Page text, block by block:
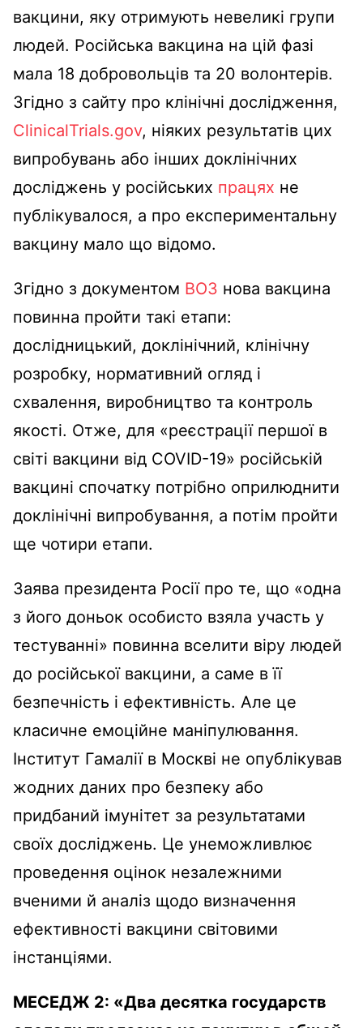
вакцини, яку отримують невеликі групи
людей. Російська вакцина на цій фазі
мала 18 добровольців та 20 волонтерів.
Згідно з сайту про клінічні дослідження,
ClinicalTrials.gov, ніяких результатів цих
випробувань або інших доклінічних
досліджень у російських працях не
публікувалося, а про експериментальну
вакцину мало що відомо.
Згідно з документом ВОЗ нова вакцина
повинна пройти такі етапи:
дослідницький, доклінічний, клінічну
розробку, нормативний огляд і
схвалення, виробництво та контроль
якості. Отже, для «реєстрації першої в
світі вакцини від COVID-19» російській
вакцині спочатку потрібно оприлюднити
доклінічні випробування, а потім пройти
ще чотири етапи.
Заява президента Росії про те, що «одна
з його доньок особисто взяла участь у
тестуванні» повинна вселити віру людей
до російської вакцини, а саме в її
безпечність і ефективність. Але це
класичне емоційне маніпулювання.
Інститут Гамалії в Москві не опублікував
жодних даних про безпеку або
придбаний імунітет за результатами
своїх досліджень. Це унеможливлює
проведення оцінок незалежними
вченими й аналіз щодо визначення
ефективності вакцини світовими
інстанціями.
МЕСЕДЖ 2: «Два десятка государств